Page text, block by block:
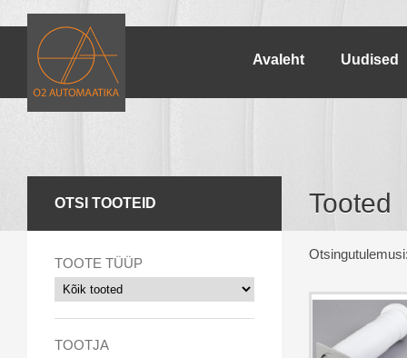
Avaleht Uudised
OTSI TOOTEID
TOOTE TÜÜP
TOOTJA
Tooted